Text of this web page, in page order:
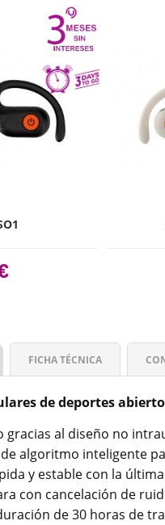
FICHA TÉCNICA
de deportes
gracias al diseño no
algoritmo inteligente
y estable con la
con cancelación de
de 30 horas de